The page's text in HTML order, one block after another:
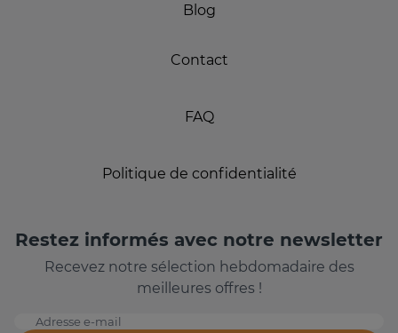
Blog
Contact
FAQ
Politique de confidentialité
Restez informés avec notre newsletter
Recevez notre sélection hebdomadaire des
meilleures offres !
Adresse e-mail